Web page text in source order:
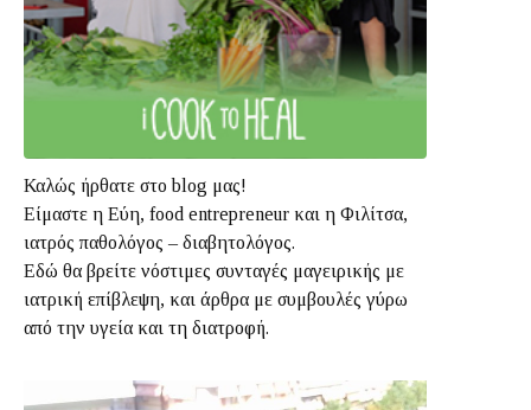
Καλώς ήρθατε στο blog μας!
Είμαστε η Εύη, food entrepreneur και η Φιλίτσα,
ιατρός παθολόγος – διαβητολόγος.
Εδώ θα βρείτε νόστιμες συνταγές μαγειρικής με
ιατρική επίβλεψη, και άρθρα με συμβουλές γύρω
από την υγεία και τη διατροφή.